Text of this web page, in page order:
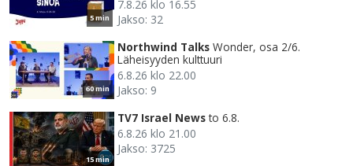
5 min
7.8.26 klo 16.55
Jakso: 32
60 min
Northwind Talks Wonder, osa 2/6.
Läheisyyden kulttuuri
6.8.26 klo 22.00
Jakso: 9
15 min
TV7 Israel News to 6.8.
6.8.26 klo 21.00
Jakso: 3725